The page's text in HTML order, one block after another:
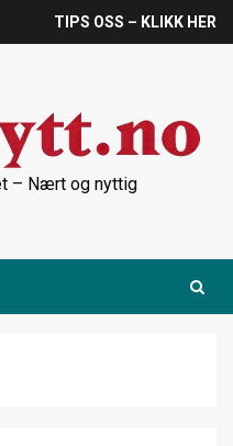
TIPS OSS – KLIKK HER
– Nært og nyttig